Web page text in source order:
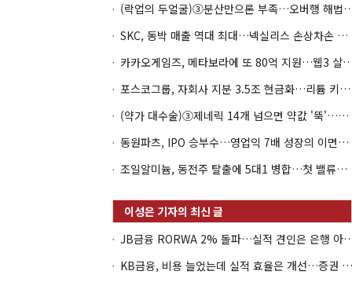
(락업의 두얼굴)③분산만으론 부족
SKC, 동박 매출 역대 최대…넥실리스 손상차손 악순환 끊나
카카오게임즈, 메타보라에 또 80억
포스코그룹, 자회사 지분 3.5조 현금화…리튬 키우고 오버행 부담
(약가 대수술)③제네릭 14개 넘으면 약값 '뚝'…등재전략 혼선
동원파츠, IPO 승부수…영업익 7배 성장의 이면은 고객 편중
조일알미늄, 동전주 탈출에 5대1 병합…첫 밸류업 성패는 본업
JB금융 RORWA 2% 돌파…실
KB금융, 비용 늘었는데 실적 효율은 개선…증권 호황 효과